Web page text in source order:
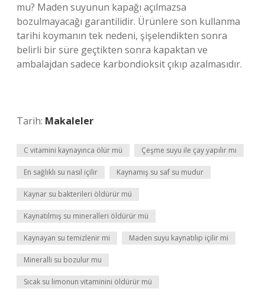
mu? Maden suyunun kapağı açılmazsa
bozulmayacağı garantilidir. Ürünlere son kullanma
tarihi koymanın tek nedeni, şişelendikten sonra
belirli bir süre geçtikten sonra kapaktan ve
ambalajdan sadece karbondioksit çıkıp azalmasıdır.
Tarih: Makaleler
C vitamini kaynayınca ölür mü Çeşme suyu ile çay yapılır mı
En sağlıklı su nasıl içilir Kaynamış su saf su mudur
Kaynar su bakterileri öldürür mü
Kaynatılmış su mineralleri öldürür mü
Kaynayan su temizlenir mi Maden suyu kaynatılıp içilir mi
Mineralli su bozulur mu
Sıcak su limonun vitaminini öldürür mü